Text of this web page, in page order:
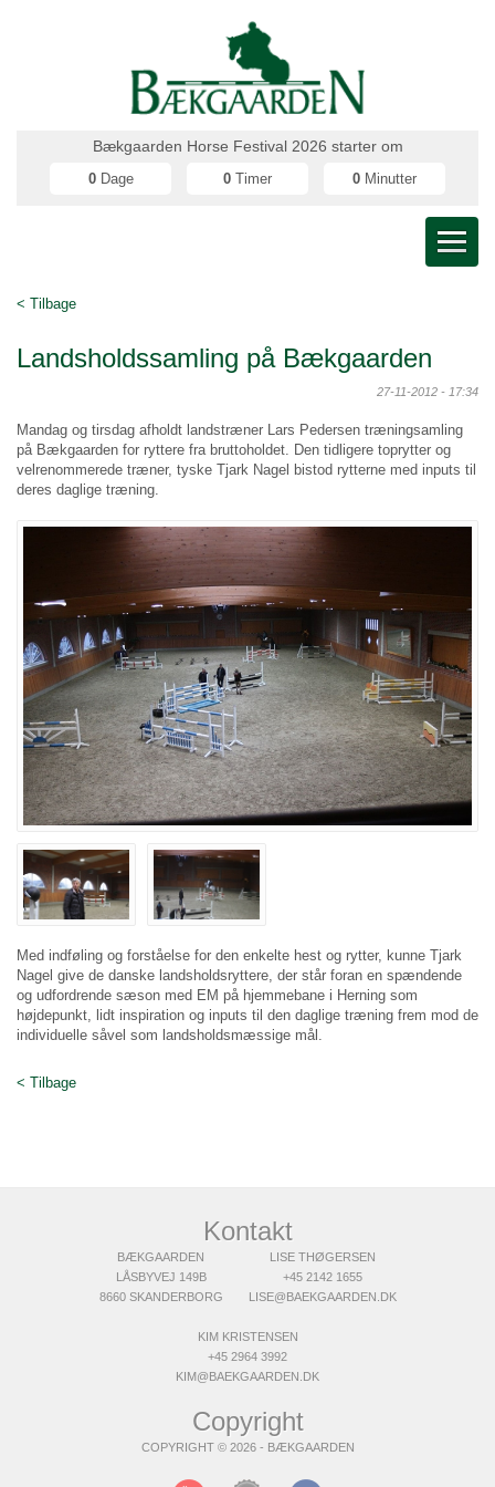
Bækgaarden Horse Festival 2026 starter om
0 Dage 0 Timer 0 Minutter
< Tilbage
Landsholdssamling på Bækgaarden
27-11-2012 - 17:34
Mandag og tirsdag afholdt landstræner Lars Pedersen træningsamling
på Bækgaarden for ryttere fra bruttoholdet. Den tidligere toprytter og
velrenommerede træner, tyske Tjark Nagel bistod rytterne med inputs til
deres daglige træning.
Med indføling og forståelse for den enkelte hest og rytter, kunne Tjark
Nagel give de danske landsholdsryttere, der står foran en spændende
og udfordrende sæson med EM på hjemmebane i Herning som
højdepunkt, lidt inspiration og inputs til den daglige træning frem mod de
individuelle såvel som landsholdsmæssige mål.
< Tilbage
Kontakt
BÆKGAARDEN
LÅSBYVEJ 149B
8660 SKANDERBORG
LISE THØGERSEN
+45 2142 1655
LISE@BAEKGAARDEN.DK
KIM KRISTENSEN
+45 2964 3992
KIM@BAEKGAARDEN.DK
Copyright
COPYRIGHT © 2026 - BÆKGAARDEN